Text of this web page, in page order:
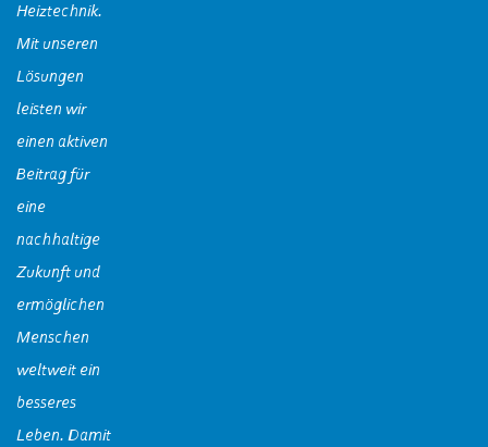
Heiztechnik.
Mit unseren
Lösungen
leisten wir
einen aktiven
Beitrag für
eine
nachhaltige
Zukunft und
ermöglichen
Menschen
weltweit ein
besseres
Leben. Damit